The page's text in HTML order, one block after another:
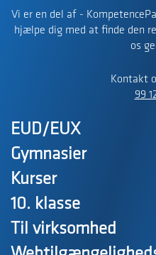
Vi er en del af -
hjælpe dig med at finde den
os
Kontakt
99
EUD/EUX
Gymnasier
Kurser
10. klasse
Til virksomhed